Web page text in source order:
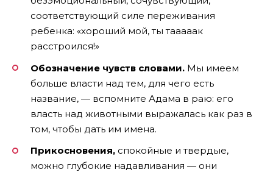
соответствующий силе переживания
ребенка: «хороший мой, ты тааааак
расстроился!»
Обозначение чувств словами. Мы имеем
больше власти над тем, для чего есть
название, — вспомните Адама в раю: его
власть над животными выражалась как раз в
том, чтобы дать им имена.
Прикосновения, спокойные и твердые,
можно глубокие надавливания — они